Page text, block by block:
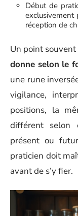
Début de
exclusivement
réception de
Un point
donne selon le
une rune
vigilance,
positions, la
différent selon
présent ou
praticien doit
avant de s’y fier.